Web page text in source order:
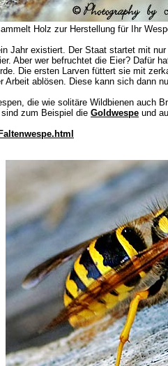
Holz zur Herstellung für Ihr
Jahr existiert. Der Staat startet mit
Aber wer befruchtet die Eier? Dafür
Die ersten Larven füttert sie mit
ablösen. Diese kann sich dann
die wie solitäre Wildbienen auch
zum Beispiel die Goldwespe und